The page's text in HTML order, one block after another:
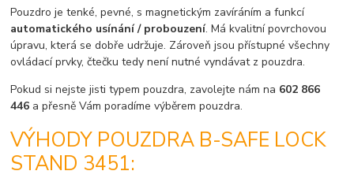
Pouzdro je tenké, pevné, s magnetickým zavíráním a funkcí
automatického usínání / probouzení. Má kvalitní povrchovou
úpravu, která se dobře udržuje. Zároveň jsou přístupné všechny
ovládací prvky, čtečku tedy není nutné vyndávat z pouzdra.
Pokud si nejste jisti typem pouzdra, zavolejte nám na 602 866
446 a přesně Vám poradíme výběrem pouzdra.
VÝHODY POUZDRA B-SAFE LOCK
STAND 3451: